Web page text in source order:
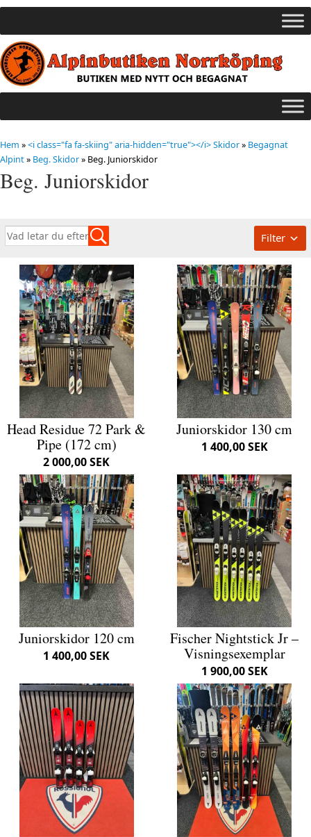
Hem »<i class="fa fa-skiing" aria-hidden="true"></i> Skidor» Begagnat
Alpint» Beg. Skidor» Beg. Juniorskidor
Beg. Juniorskidor
Filter
Head Residue 72 Park &
Pipe (172 cm)
2 000,00 SEK
Juniorskidor 130 cm
1 400,00 SEK
Juniorskidor 120 cm
1 400,00 SEK
Fischer Nightstick Jr –
Visningsexemplar
1 900,00 SEK